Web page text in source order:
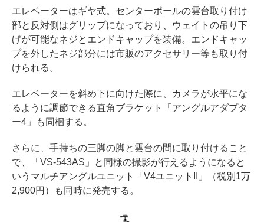
エレベーターはギヤ式。センターポールの雲台取り付け
部と反対側はグリップになっており、ウェイトの吊り下
げが可能なネジとエンドキャップを装備。エンドキャッ
プを外したネジ部分には市販のアクセサリー等も取り付
けられる。
エレベーターを斜め下に向けた際に、カメラが水平にな
るように調節できる直角ブラケット「アングルアダプタ
ー4」も同梱する。
さらに、手持ちの三脚の脚と雲台の間に取り付けること
で、「VS-543AS」と同様の撮影が行えるようになると
いうマルチアングルユニット「V4ユニットII」（税別1万
2,900円）も同時に発売する。